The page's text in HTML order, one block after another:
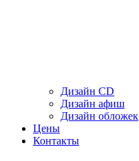
Дизайн CD
Дизайн афиш
Дизайн обложек
Цены
Контакты